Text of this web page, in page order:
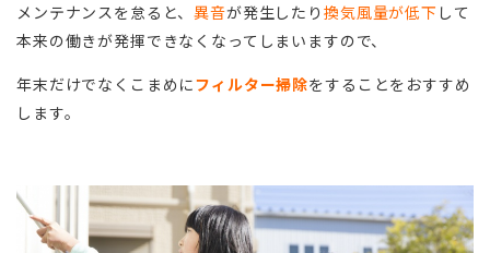
メンテナンスを怠ると、異音が発生したり 換気風量が低下 して
本来の働きが発揮できなくなってしまいますので、
年末だけでなくこまめにフィルター掃除をすることをおすすめ
します。